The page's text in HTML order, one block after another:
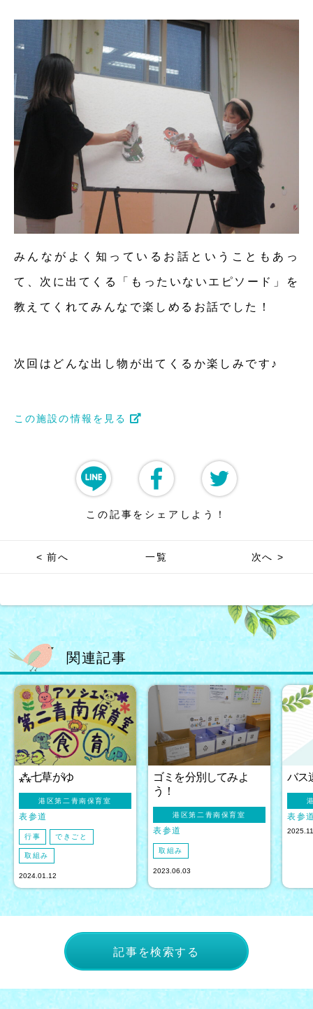
みんながよく知っているお話ということもあっ
て、次に出てくる「もったいないエピソード」を
教えてくれてみんなで楽しめるお話でした！
次回はどんな出し物が出てくるか楽しみです♪
この施設の情報を見る
この記事をシェアしよう！
< 前へ 一覧 次へ >
関連記事
⁂七草がゆ
港区第二青南保育室
表参道
行事 できごと
取組み
2024.01.12
ゴミを分別してみよ
う！
港区第二青南保育室
表参道
取組み
2023.06.03
バス
表参
記事を検索する